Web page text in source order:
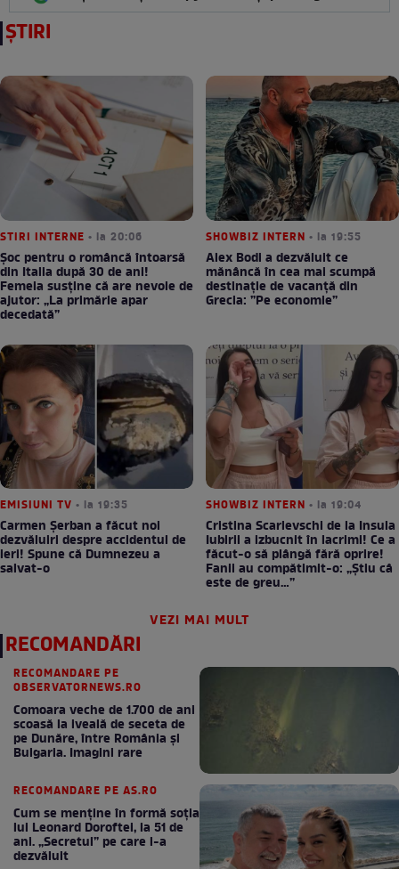
ȘTIRI
STIRI INTERNE • la 20:06
Șoc pentru o româncă întoarsă
din Italia după 30 de ani!
Femeia susține că are nevoie de
ajutor: „La primărie apar
decedată”
SHOWBIZ INTERN • la 19:55
Alex Bodi a dezvăluit ce
mănâncă în cea mai scumpă
destinație de vacanță din
Grecia: ”Pe economie”
EMISIUNI TV • la 19:35
Carmen Șerban a făcut noi
dezvăluiri despre accidentul de
ieri! Spune că Dumnezeu a
salvat-o
SHOWBIZ INTERN • la 19:04
Cristina Scarlevschi de la Insula
Iubirii a izbucnit în lacrimi! Ce a
făcut-o să plângă fără oprire!
Fanii au compătimit-o: „Știu câ
este de greu…”
VEZI MAI MULT
RECOMANDĂRI
RECOMANDARE PE
OBSERVATORNEWS.RO
Comoara veche de 1.700 de ani
scoasă la iveală de seceta de
pe Dunăre, între România şi
Bulgaria. Imagini rare
RECOMANDARE PE AS.RO
Cum se menţine în formă soţia
lui Leonard Doroftei, la 51 de
ani. „Secretul” pe care l-a
dezvăluit